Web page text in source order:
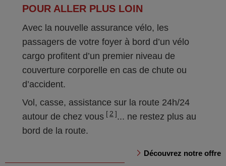
POUR ALLER PLUS LOIN
Avec la nouvelle assurance vélo, les
passagers de votre foyer à bord d’un vélo
cargo profitent d’un premier niveau de
couverture corporelle en cas de chute ou
d’accident.
Vol, casse, assistance sur la route 24h/24
autour de chez vous
2 ... ne restez plus au
bord de la route.
Découvrez notre offre